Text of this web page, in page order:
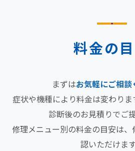
料金の
まずはお気軽にご相談
症状や機種により料金は変わり
診断後のお見積りでご
修理メニュー別の料金の目安は
認いただけます